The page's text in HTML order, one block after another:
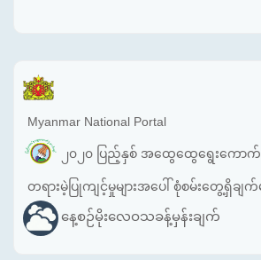
Myanmar National Portal
၂၀၂၀ ပြည့်နှစ် အထွေထွေရွေးကောက်
တရားမဲ့ပြုကျင့်မှုများအပေါ် စုံစမ်းတွေ့ရှိချက်မ
နေ့စဉ်မိုးလေဝသခန့်မှန်းချက်